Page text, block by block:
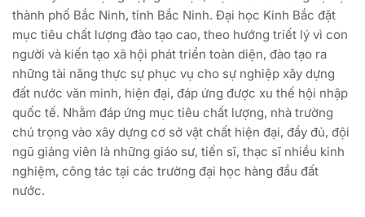
thành phố Bắc Ninh, tỉnh Bắc Ninh. Đại học Kinh Bắc đặt
mục tiêu chất lượng đào tạo cao, theo hướng triết lý vì con
người và kiến tạo xã hội phát triển toàn diện, đào tạo ra
những tài năng thực sự phục vụ cho sự nghiệp xây dựng
đất nước văn minh, hiện đại, đáp ứng được xu thế hội nhập
quốc tế. Nhằm đáp ứng mục tiêu chất lượng, nhà trường
chú trọng vào xây dựng cơ sở vật chất hiện đại, đầy đủ, đội
ngũ giảng viên là những giáo sư, tiến sĩ, thạc sĩ nhiều kinh
nghiệm, công tác tại các trường đại học hàng đầu đất
nước.